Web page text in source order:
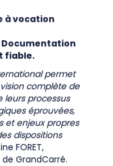
à vocation
Documentation
fiable.
permet
complète de
processus
éprouvées,
et enjeux propres
dispositions
FORET,
GrandCarré.